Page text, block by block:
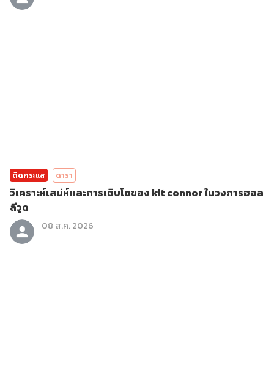
ติดกระแส ดารา
วิเคราะห์เสน่ห์และการเติบโตของ kit connor ในวงการฮอล
ลีวูด
08 ส.ค. 2026